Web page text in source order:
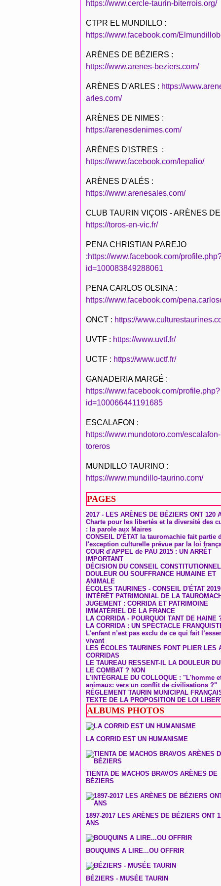
https://www.cercle-taurin-biterrois.org/
CTPR EL MUNDILLO :
https://www.facebook.com/
ARÈNES DE BÉZIERS :
https://www.arenes-beziers.com/
ARÈNES D'ARLES : https://
arles.com/
ARÈNES DE NIMES :
https://arenesdenimes.com/
ARÈNES D'ISTRES :
https://www.facebook.com/lepalio/
ARÈNES D'ALÉS :
https://www.arenesales.com/
CLUB TAURIN VIÇOIS - ARÈNES
https://toros-en-vic.fr/
PENA CHRISTIAN PAREJO
:https://www.facebook.com/
id=100083849288061
PENA CARLOS OLSINA :
https://www.facebook.com/
ONCT : https://
UVTF : https://www.uvtf.fr/
UCTF : https://www.uctf.fr/
GANADERIA MARGÉ :
https://www.facebook.com/profile.php?
id=100066441191685
ESCALAFON :
https://www.mundotoro.com/escalafon-
toreros
MUNDILLO TAURINO :
https://www.mundillo-taurino.com/
PAGES
2017 - LES ARÈNES DE BÉZIERS ONT 120
Charte pour les libertés et la diversité des
: la parole aux Maires
CONSEIL D'ÉTAT la tauromachie fait partie
l'exception culturelle prévue par la loi
COUR d'APPEL de PAU 2015 : UN ARRÊT
IMPORTANT
DÉCISION DU CONSEIL CONSTITUTIONNEL
DOULEUR OU SOUFFRANCE HUMAINE ET
ANIMALE
ÉCOLES TAURINES - CONSEIL D'ÉTAT 2019
INTÉRÊT PATRIMONIAL DE LA
JUGEMENT : CORRIDA ET PATRIMOINE
IMMATÉRIEL DE LA FRANCE
LA CORRIDA - POURQUOI TANT DE HAINE
LA CORRIDA : UN SPECTACLE
L’enfant n’est pas exclu de ce qui fait
vivant
LES ÉCOLES TAURINES FONT PLIER LES
CORRIDAS
LE TAUREAU RESSENT-IL LA DOULEUR
LE COMBAT ? NON
L'INTÉGRALE DU COLLOQUE : "L'homme
animaux: vers un conflit de civilisations ?"
RÉGLEMENT TAURIN MUNICIPAL
TEXTE DE LA PROPOSITION DE LOI
ALBUMS PHOTOS
LA CORRID EST UN HUMANISME
TIENTA DE MACHOS BRAVOS ARÈNES DE
BÉZIERS
1897-2017 LES ARÈNES DE BÉZIERS ONT
ANS
BOUQUINS A LIRE...OU OFFRIR
BÉZIERS - MUSÉE TAURIN